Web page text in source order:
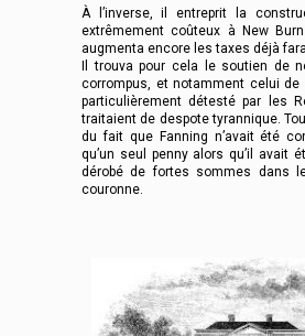
À l’inverse, il entreprit la
extrêmement coûteux à New
augmenta encore les taxes déjà
Il trouva pour cela le soutien de
corrompus, et notamment celui de
particulièrement détesté par les
traitaient de despote tyrannique.
du fait que Fanning n’avait été
qu’un seul penny alors qu’il avait
dérobé de fortes sommes dans
couronne.